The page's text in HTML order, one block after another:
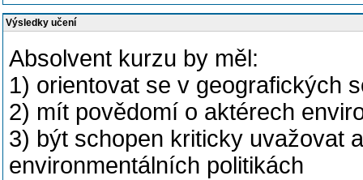
Výsledky učení
Absolvent kurzu by měl:
1) orientovat se v geografických
2) mít povědomí o aktérech
3) být schopen kriticky uvažovat
environmentálních politikách